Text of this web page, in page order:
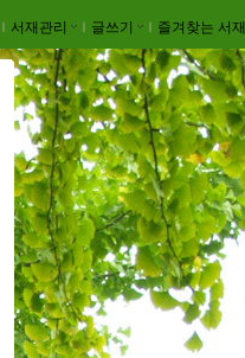
ｌ 서재관리 ｌ 글쓰기 ｌ 즐겨찾는 서재